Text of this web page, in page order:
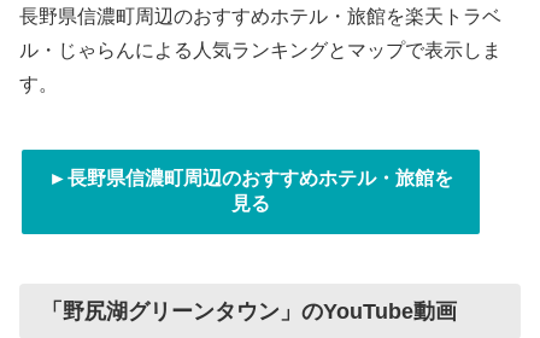
長野県信濃町周辺のおすすめホテル・旅館を楽天トラベ
ル・じゃらんによる人気ランキングとマップで表示しま
す。
►長野県信濃町周辺のおすすめホテル・旅館を
見る
「野尻湖グリーンタウン」のYouTube動画